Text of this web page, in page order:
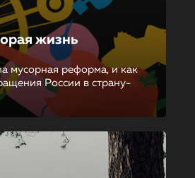
жизнь
мусорная реформа, и как
России в страну-